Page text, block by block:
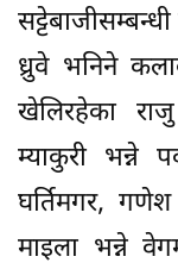
ध्रुवे भनिने
खेलिरहेका
म्याकुरी भन्ने
घर्तिमगर,
माइला भन्ने